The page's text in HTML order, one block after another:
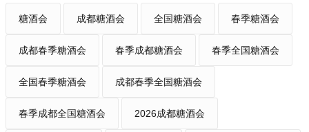
糖酒会 成都糖酒会 全国糖酒会 春季糖酒会
成都春季糖酒会 春季成都糖酒会 春季全国糖酒会
全国春季糖酒会 成都春季全国糖酒会
春季成都全国糖酒会 2026成都糖酒会